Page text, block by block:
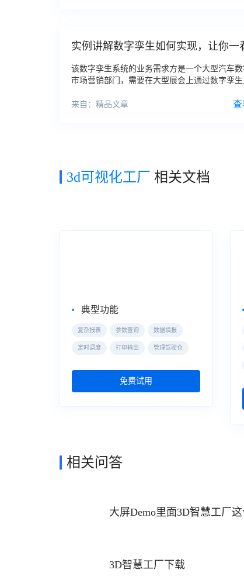
实例讲解数字孪生如何实现，让你一
该数字孪生系统的业务需求方是一个大型汽车数
市场营销部门，需要在大型展会上通过数字孪生
客户、政企领导等展示汽车数字
的设计
来自：精品文章 查
3d可视化工厂 相关文档
典型功能
复杂报表 参数查询 数据填报
定时调度 打印输出 管理驾驶仓
免费试用
相关问答
大屏Demo里面3D智慧工厂
3D智慧工厂下载